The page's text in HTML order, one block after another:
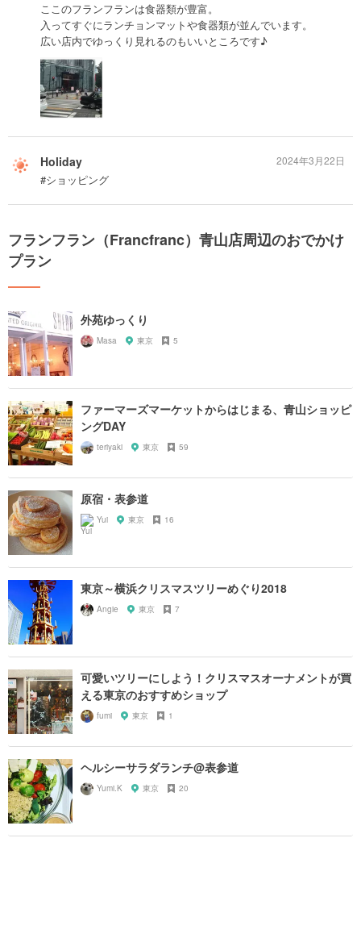
ここのフランフランは食器類が豊富。
入ってすぐにランチョンマットや食器類が並んでいます。
広い店内でゆっくり見れるのもいいところです♪
Holiday
#ショッピング
2024年3月22日
フランフラン（Francfranc）青山店周辺のおでかけ
プラン
外苑ゆっくり
Masa 東京 5
ファーマーズマーケットからはじまる、青山ショッピ
ングDAY
teriyaki 東京 59
原宿・表参道
Yui 東京 16
東京～横浜クリスマスツリーめぐり2018
Angie 東京 7
可愛いツリーにしよう！クリスマスオーナメントが買
える東京のおすすめショップ
fumi 東京 1
ヘルシーサラダランチ@表参道
Yumi.K 東京 20